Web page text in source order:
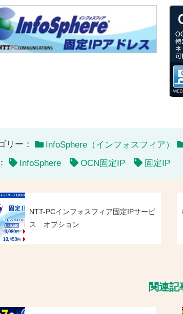
リー： InfoSphere（インフォスフィア）
InfoSphere OCN固定IP 固定IP
NTT-PCインフォスフィア固定IPサービ
ス オプション
関連記